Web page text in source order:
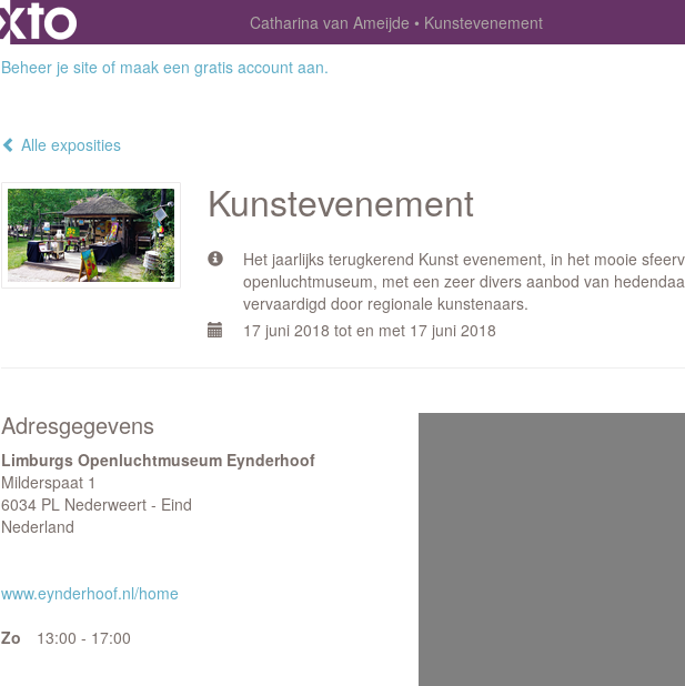
Catharina van Ameijde
Kunstevenement
Beheer je site of maak een gratis account aan.
Alle exposities
Kunstevenement
Het jaarlijks terugkerend Kunst evenement, in het mooie
openluchtmuseum, met een zeer divers aanbod van
vervaardigd door regionale kunstenaars.
17 juni 2018 tot en met 17 juni 2018
Adresgegevens
Limburgs Openluchtmuseum Eynderhoof
Milderspaat 1
6034 PL Nederweert - Eind
Nederland
www.eynderhoof.nl/home
Zo
13:00 - 17:00